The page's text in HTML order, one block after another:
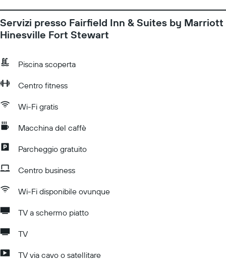
Servizi presso Fairfield Inn & Suites by Marriott
Hinesville Fort Stewart
Piscina scoperta
Centro fitness
Wi-Fi gratis
Macchina del caffè
Parcheggio gratuito
Centro business
Wi-Fi disponibile ovunque
TV a schermo piatto
TV
TV via cavo o satellitare